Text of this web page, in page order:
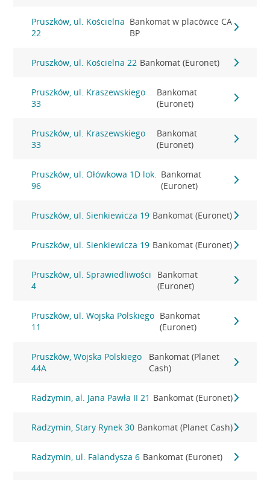
Pruszków, ul. Kościelna
22
Bankomat w placówce CA
BP
Pruszków, ul. Kościelna 22 Bankomat (Euronet)
Pruszków, ul. Kraszewskiego
33
Bankomat
(Euronet)
Pruszków, ul. Kraszewskiego
33
Bankomat
(Euronet)
Pruszków, ul. Ołówkowa 1D lok.
96
Bankomat
(Euronet)
Pruszków, ul. Sienkiewicza 19 Bankomat (Euronet)
Pruszków, ul. Sienkiewicza 19 Bankomat (Euronet)
Pruszków, ul. Sprawiedliwości
4
Bankomat
(Euronet)
Pruszków, ul. Wojska Polskiego
11
Bankomat
(Euronet)
Pruszków, Wojska Polskiego
44A
Bankomat (Planet
Cash)
Radzymin, al. Jana Pawła II 21 Bankomat (Euronet)
Radzymin, Stary Rynek 30 Bankomat (Planet Cash)
Radzymin, ul. Falandysza 6 Bankomat (Euronet)